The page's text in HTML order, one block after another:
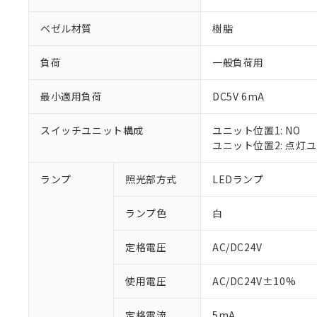
ベゼル材質 樹脂
負荷 一般負荷用
最小適用負荷 DC5V 6mA
スイッチユニット構成
ユニット位置1: NO
ユニット位置2: 点灯
ランプ 照光部方式 LEDランプ
ランプ色 白
定格電圧 AC/DC24V
使用電圧 AC/DC24V±10%
ご利用条件
以下の条件をお読
※1 対応状況
対応予定：EU
対応予定なし：
調査・確認中：
非該当品：ライセ
※1 中国